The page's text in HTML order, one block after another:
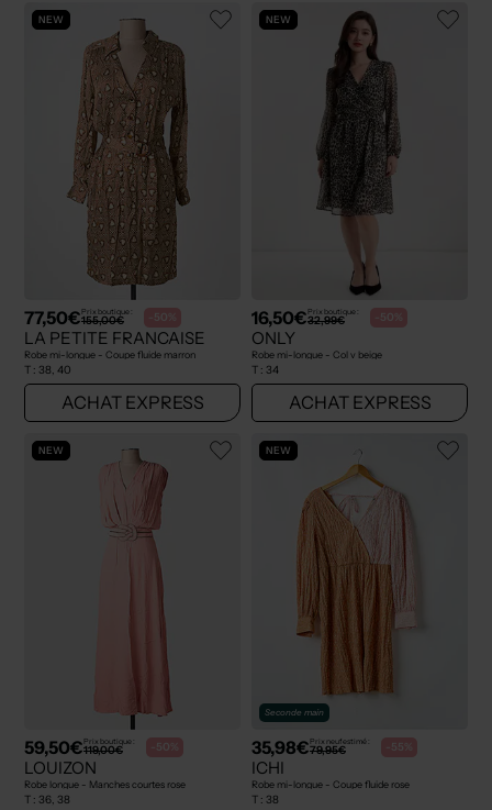
NEW
77,50€Prix boutique :
155,00€ -50%
LA PETITE FRANCAISE
Robe mi-longue - Coupe fluide marron
T : 38, 40
ACHAT EXPRESS
NEW
16,50€Prix boutique :
32,99€ -50%
ONLY
Robe mi-longue - Col v beige
T : 34
ACHAT EXPRESS
NEW
59,50€Prix boutique :
119,00€ -50%
LOUIZON
Robe longue - Manches courtes rose
T : 36, 38
NEW
Seconde main
35,98€Prix neuf estimé :
79,95€ -55%
ICHI
Robe mi-longue - Coupe fluide rose
T : 38